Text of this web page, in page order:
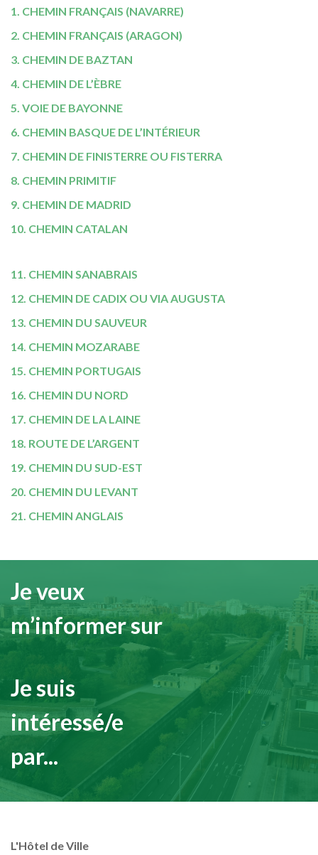
1. CHEMIN FRANÇAIS (NAVARRE)
2. CHEMIN FRANÇAIS (ARAGON)
3. CHEMIN DE BAZTAN
4. CHEMIN DE L’ÈBRE
5. VOIE DE BAYONNE
6. CHEMIN BASQUE DE L’INTÉRIEUR
7. CHEMIN DE FINISTERRE OU FISTERRA
8. CHEMIN PRIMITIF
9. CHEMIN DE MADRID
10. CHEMIN CATALAN
11. CHEMIN SANABRAIS
12. CHEMIN DE CADIX OU VIA AUGUSTA
13. CHEMIN DU SAUVEUR
14. CHEMIN MOZARABE
15. CHEMIN PORTUGAIS
16. CHEMIN DU NORD
17. CHEMIN DE LA LAINE
18. ROUTE DE L’ARGENT
19. CHEMIN DU SUD-EST
20. CHEMIN DU LEVANT
21. CHEMIN ANGLAIS
Je veux
m’informer sur
Je suis
intéressé/e
par...
L'Hôtel de Ville